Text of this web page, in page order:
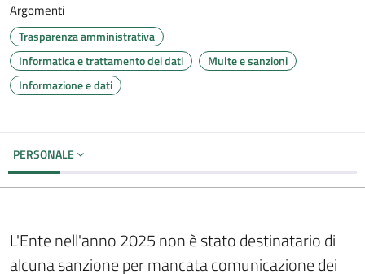
Argomenti
Trasparenza amministrativa
Informatica e trattamento dei dati
Multe e sanzioni
Informazione e dati
PERSONALE
L'Ente nell'anno 2025 non è stato destinatario di
alcuna sanzione per mancata comunicazione dei